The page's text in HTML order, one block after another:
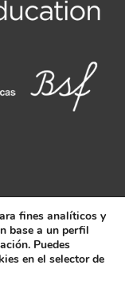
fines analíticos y
base a un perfil
Puedes
en el selector de